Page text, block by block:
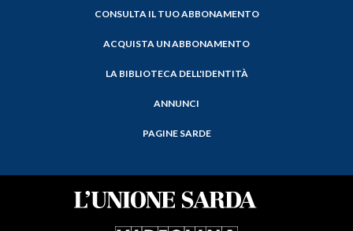
CONSULTA IL TUO ABBONAMENTO
ACQUISTA UN ABBONAMENTO
LA BIBLIOTECA DELL'IDENTITÀ
ANNUNCI
PAGINE SARDE